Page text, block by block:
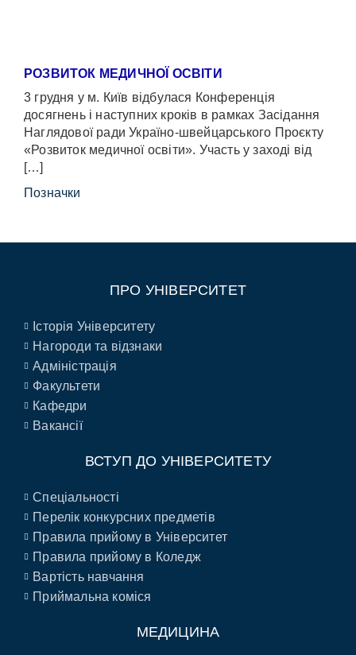
РОЗВИТОК МЕДИЧНОЇ ОСВІТИ
3 грудня у м. Київ відбулася Конференція
досягнень і наступних кроків в рамках Засідання
Наглядової ради Україно-швейцарського Проєкту
«Розвиток медичної освіти». Участь у заході від
[…]
Позначки
ПРО УНІВЕРСИТЕТ
Історія Університету
Нагороди та відзнаки
Адміністрація
Факультети
Кафедри
Вакансії
ВСТУП ДО УНІВЕРСИТЕТУ
Спеціальності
Перелік конкурсних предметів
Правила прийому в Університет
Правила прийому в Коледж
Вартість навчання
Приймальна коміся
МЕДИЦИНА